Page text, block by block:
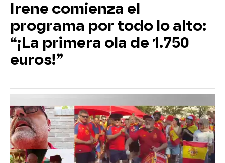
Irene comienza el
programa por todo lo alto:
“¡La primera ola de 1.750
euros!”